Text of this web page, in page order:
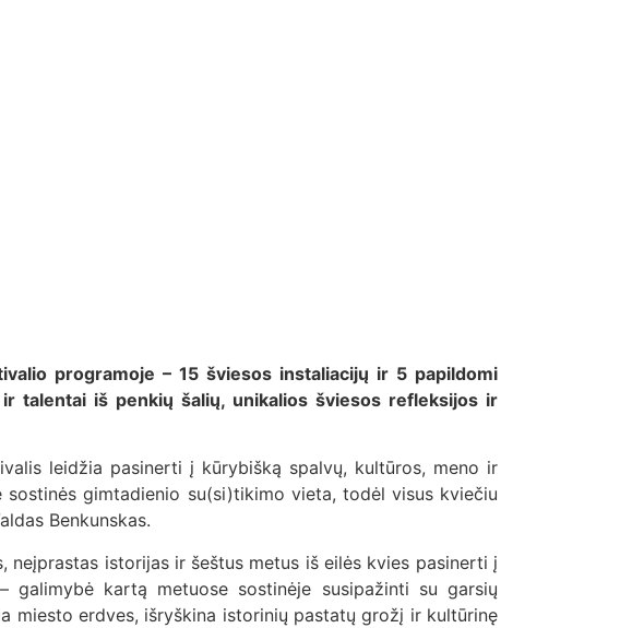
programoje – 15 šviesos instaliacijų ir 5 papildomi
talentai iš penkių šalių, unikalios šviesos refleksijos ir
leidžia pasinerti į kūrybišką spalvų, kultūros, meno ir
gimtadienio su(si)tikimo vieta, todėl visus kviečiu
Benkunskas.
neįprastas istorijas ir šeštus metus iš eilės kvies pasinerti į
galimybė kartą metuose sostinėje susipažinti su garsių
miesto erdves, išryškina istorinių pastatų grožį ir kultūrinę